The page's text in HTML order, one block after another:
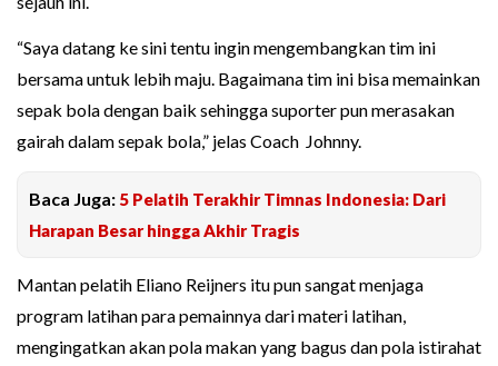
“Saya datang ke sini tentu ingin mengembangkan tim ini
bersama untuk lebih maju. Bagaimana tim ini bisa memainkan
sepak bola dengan baik sehingga suporter pun merasakan
gairah dalam sepak bola,” jelas Coach Johnny.
Baca Juga: 5 Pelatih Terakhir Timnas Indonesia: Dari
Harapan Besar hingga Akhir Tragis
Mantan pelatih Eliano Reijners itu pun sangat menjaga
program latihan para pemainnya dari materi latihan,
mengingatkan akan pola makan yang bagus dan pola istirahat